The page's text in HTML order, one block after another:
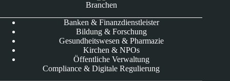
Branchen
Banken & Finanzdienstleister
Bildung & Forschung
Gesundheitswesen & Pharmazie
Kirchen & NPOs
Öffentliche Verwaltung
Compliance & Digitale Regulierung